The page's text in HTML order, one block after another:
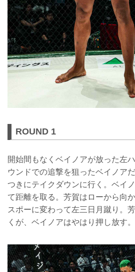
ROUND 1
開始間もなくベイノアが放った左
ウンドでの追撃を狙ったベイノア
つきにテイクダウンに行く。ベイ
て距離を取る。芳賀はローから向
スポーに変わって左三日月蹴り。
くが、ベイノアはやはり押し放す。